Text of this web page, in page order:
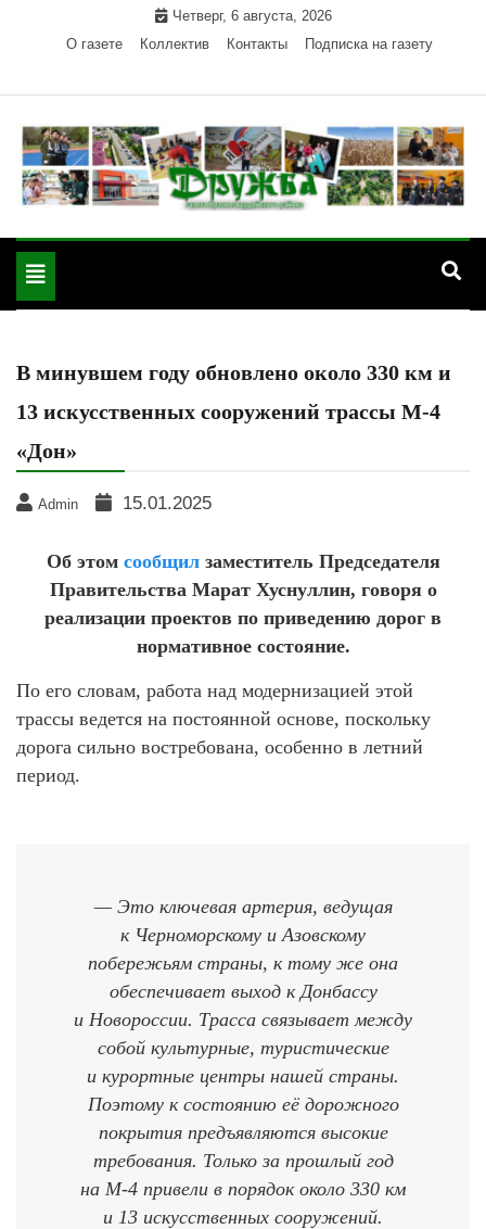
Четверг, 6 августа, 2026
О газете
Коллектив Контакты Подписка на газету
"Дружба" — газета
Красногвардейского района Республики Адыгея
Toggle
navigation
В минувшем году обновлено около 330 км и
13 искусственных сооружений трассы М-4
«Дон»
Admin 15.01.2025
Об этом сообщилзаместитель Председателя
Правительства Марат Хуснуллин, говоря о
реализации проектов по приведению дорог в
нормативное состояние.
По его словам, работа над модернизацией этой
трассы ведется на постоянной основе, поскольку
дорога сильно востребована, особенно в летний
период.
— Это ключевая артерия, ведущая
к Черноморскому и Азовскому
побережьям страны, к тому же она
обеспечивает выход к Донбассу
и Новороссии. Трасса связывает между
собой культурные, туристические
и курортные центры нашей страны.
Поэтому к состоянию её дорожного
покрытия предъявляются высокие
требования. Только за прошлый год
на М-4 привели в порядок около 330 км
и 13 искусственных сооружений.